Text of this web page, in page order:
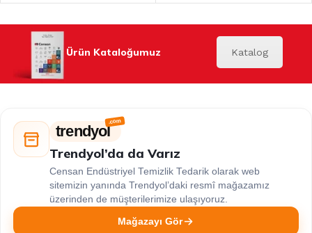
Ürün Kataloğumuz Katalog
trendyol
Trendyol’da da Varız
Censan Endüstriyel Temizlik Tedarik olarak web
sitemizin yanında Trendyol’daki resmî mağazamız
üzerinden de müşterilerimize ulaşıyoruz.
Mağazayı Gör